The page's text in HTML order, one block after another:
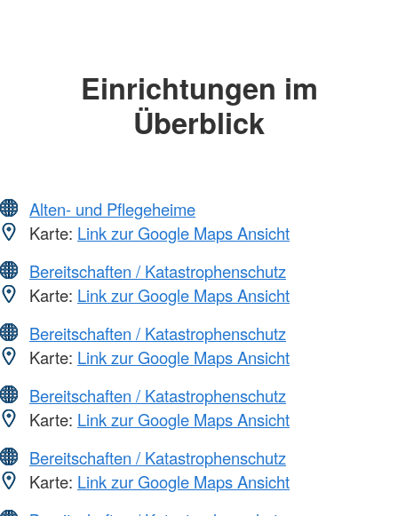
Einrichtungen im
Überblick
Alten- und Pflegeheime
Karte: Link zur Google Maps Ansicht
Bereitschaften / Katastrophenschutz
Karte: Link zur Google Maps Ansicht
Bereitschaften / Katastrophenschutz
Karte: Link zur Google Maps Ansicht
Bereitschaften / Katastrophenschutz
Karte: Link zur Google Maps Ansicht
Bereitschaften / Katastrophenschutz
Karte: Link zur Google Maps Ansicht